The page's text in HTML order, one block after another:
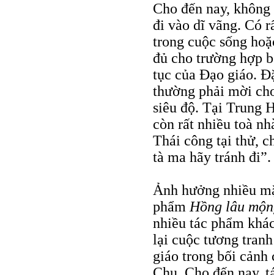
Cho đến nay,
đi vào dĩ vãng. Có
trong cuộc sống
đủ cho trường hợp
tục của Ðạo giáo.
thường phải mời
siêu độ. Tại Trung
còn rất nhiều toà
Thái công tại thử,
tà ma hãy tránh đi”.
Ảnh hưởng nhiều
phẩm Hồng lâu
nhiều tác phẩm
lại cuộc tương
giáo trong bối cảnh